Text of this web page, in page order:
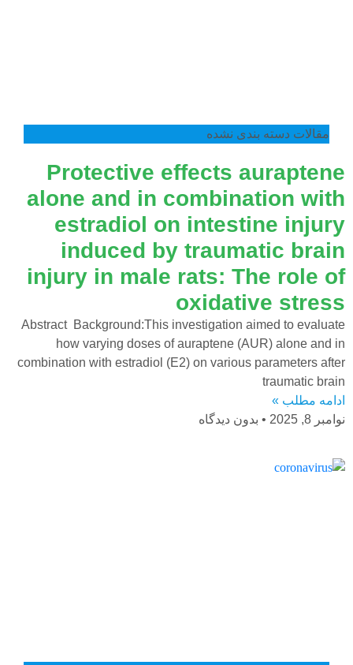
مقالات دسته بندی نشده
Protective effects auraptene
alone and in combination with
estradiol on intestine injury
induced by traumatic brain
injury in male rats: The role of
oxidative stress
Abstract Background:This investigation aimed to evaluate
how varying doses of auraptene (AUR) alone and in
combination with estradiol (E2) on various parameters after
traumatic brain
ادامه مطلب »
نوامبر 8, 2025
بدون دیدگاه